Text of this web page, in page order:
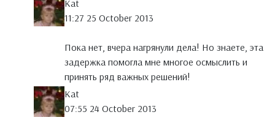
Kat
11:27 25 October 2013
Пока нет, вчера нагрянули дела! Но знаете, эта
задержка помогла мне многое осмыслить и
принять ряд важных решений!
Kat
07:55 24 October 2013